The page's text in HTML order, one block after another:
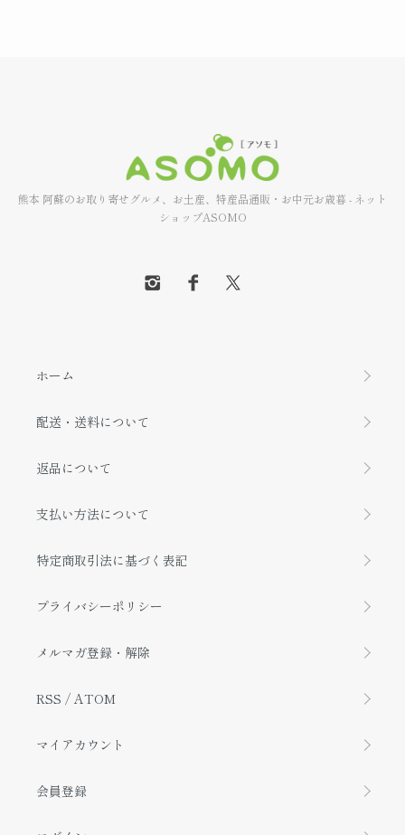
熊本 阿蘇のお取り寄せグルメ、お土産、特産品通販・お中元お歳暮 - ネット
ショップASOMO
ホーム
配送・送料について
返品について
支払い方法について
特定商取引法に基づく表記
プライバシーポリシー
メルマガ登録・解除
RSS / ATOM
マイアカウント
会員登録